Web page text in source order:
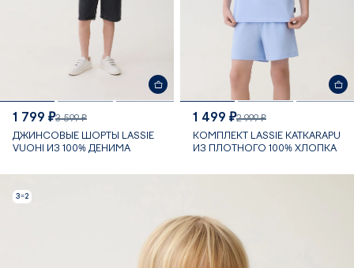
1 799 ₽3 599 ₽
ДЖИНСОВЫЕ ШОРТЫ LASSIE
VUOHI ИЗ 100% ДЕНИМА
1 499 ₽2 999 ₽
КОМПЛЕКТ LASSIE KATKARAPU
ИЗ ПЛОТНОГО 100% ХЛОПКА
3=2